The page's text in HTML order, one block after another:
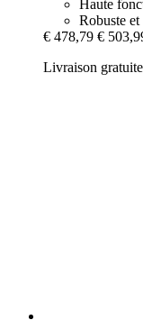
Haute
Robuste
€ 478,79 €
Livraison